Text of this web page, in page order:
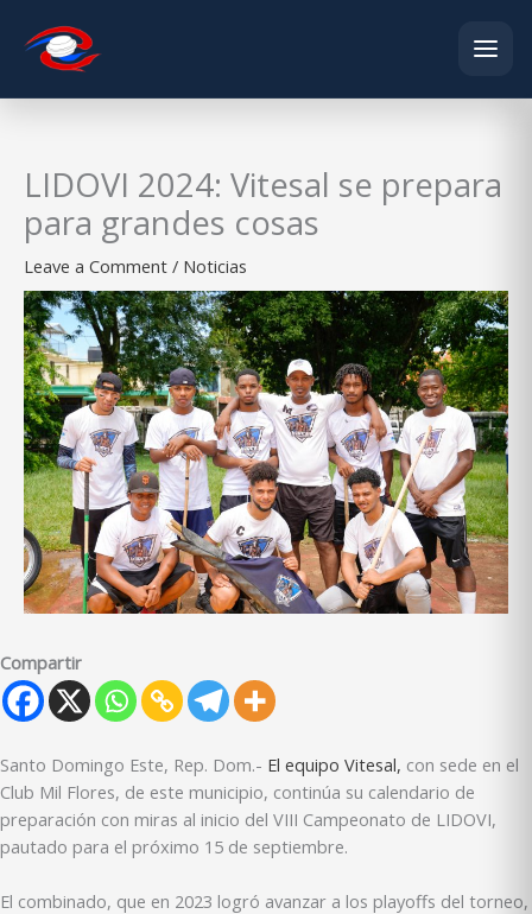
LIDOVI 2024: Vitesal se prepara
para grandes cosas
Leave a Comment / Noticias
Compartir
Santo Domingo Este, Rep. Dom.- El equipo Vitesal, con sede en el
Club Mil Flores, de este municipio, continúa su calendario de
preparación con miras al inicio del VIII Campeonato de LIDOVI,
pautado para el próximo 15 de septiembre.
El combinado, que en 2023 logró avanzar a los playoffs del torneo,